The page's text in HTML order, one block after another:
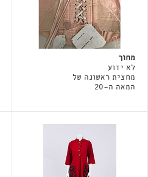
מחוך
לא ידוע
מחצית ראשונה של
המאה ה-20